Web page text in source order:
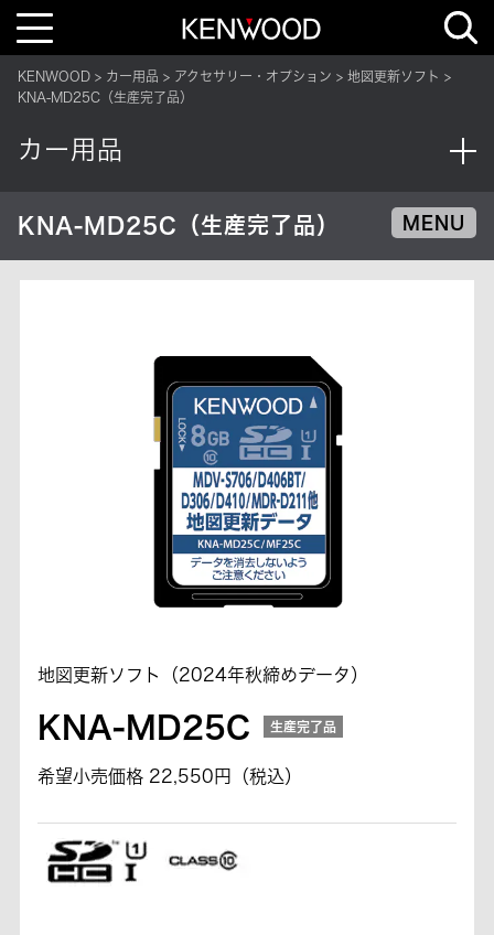
T
l
e
v
i
i
o
KENWOOD カー用品 アクセサリー・オプション
地図更新ソフト
KNA-MD25C（生産完了品）
カー用品
KNA-MD25C（生産完了品） MENU
地図更新ソフト（2024年秋締めデータ）
KNA-MD25C 生産完了品
希望小売価格 22,550円（税込）